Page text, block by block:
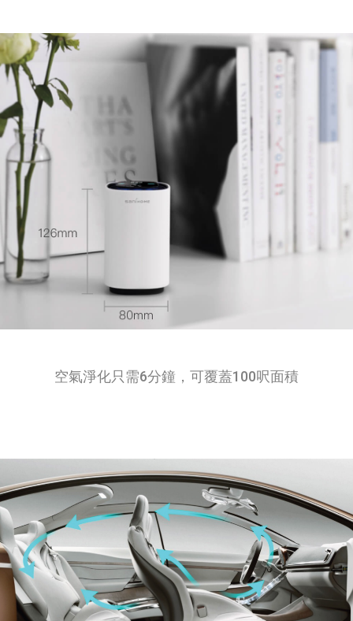
空氣淨化只需6分鐘，可覆蓋100呎面積